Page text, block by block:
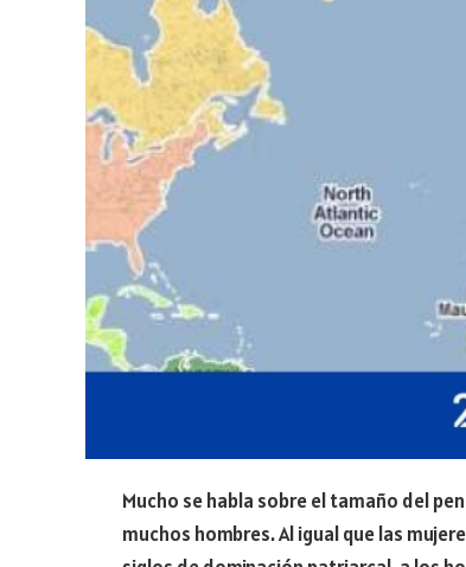
Mucho se habla sobre el tamaño del
muchos hombres. Al igual que las